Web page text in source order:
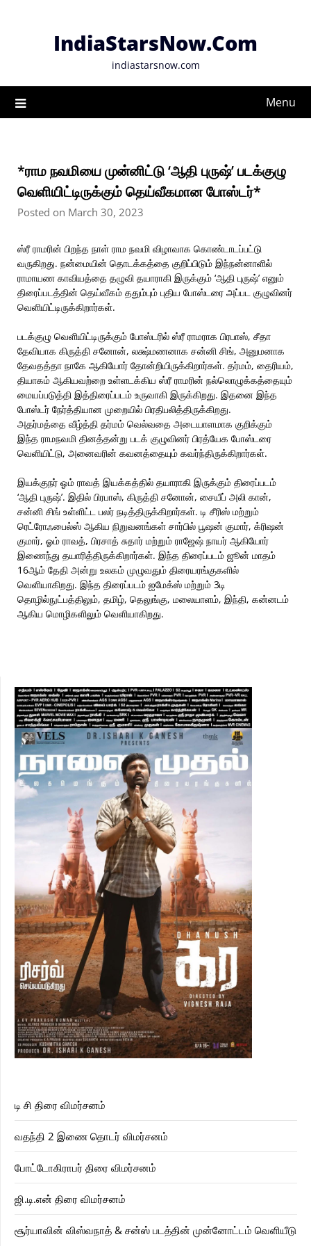
IndiaStarsNow.Com
indiastarsnow.com
Menu
*ராம நவமியை முன்னிட்டு ‘ஆதி புருஷ்’ படக்குழு
வெளியிட்டிருக்கும் தெய்வீகமான போஸ்டர்*
Posted on March 30, 2023
ஸ்ரீ ராமரின் பிறந்த நாள் ராம நவமி விழாவாக கொண்டாடப்பட்டு
வருகிறது. நன்மையின் தொடக்கத்தை குறிப்பிடும் இந்நன்னாளில்
ராமாயண காவியத்தை தழுவி தயாராகி இருக்கும் ‘ஆதி புருஷ்’ எனும்
திரைப்படத்தின் தெய்வீகம் ததும்பும் புதிய போஸ்டரை அப்பட குழுவினர்
வெளியிட்டிருக்கிறார்கள்.
படக்குழு வெளியிட்டிருக்கும் போஸ்டரில் ஸ்ரீ ராமராக பிரபாஸ், சீதா
தேவியாக கிருத்தி சனோன், லக்ஷ்மணனாக சன்னி சிங், அனுமனாக
தேவதத்தா நாகே ஆகியோர் தோன்றியிருக்கிறார்கள். தர்மம், தைரியம்,
தியாகம் ஆகியவற்றை உள்ளடக்கிய ஸ்ரீ ராமரின் நல்லொழுக்கத்தையும்
மையப்படுத்தி இத்திரைப்படம் உருவாகி இருக்கிறது. இதனை இந்த
போஸ்டர் நேர்த்தியான முறையில் பிரதிபலித்திருக்கிறது.
அதர்மத்தை வீழ்த்தி தர்மம் வெல்வதை அடையாளமாக குறிக்கும்
இந்த ராமநவமி தினத்தன்று படக் குழுவினர் பிரத்யேக போஸ்டரை
வெளியிட்டு, அனைவரின் கவனத்தையும் கவர்ந்திருக்கிறார்கள்.
இயக்குநர் ஓம் ராவத் இயக்கத்தில் தயாராகி இருக்கும் திரைப்படம்
‘ஆதி புருஷ்’. இதில் பிரபாஸ், கிருத்தி சனோன், சையீப் அலி கான்,
சன்னி சிங் உள்ளிட்ட பலர் நடித்திருக்கிறார்கள். டி சீரிஸ் மற்றும்
ரெட்ரோஃபைல்ஸ் ஆகிய நிறுவனங்கள் சார்பில் பூஷன் குமார், க்ரிஷன்
குமார், ஓம் ராவத், பிரசாத் சுதார் மற்றும் ராஜேஷ் நாயர் ஆகியோர்
இணைந்து தயாரித்திருக்கிறார்கள். இந்த திரைப்படம் ஜூன் மாதம்
16ஆம் தேதி அன்று உலகம் முழுவதும் திரையரங்குகளில்
வெளியாகிறது. இந்த திரைப்படம் ஐமேக்ஸ் மற்றும் 3டி
தொழில்நுட்பத்திலும், தமிழ், தெலுங்கு, மலையாளம், இந்தி, கன்னடம்
ஆகிய மொழிகளிலும் வெளியாகிறது.
டி சி திரை விமர்சனம்
வதந்தி 2 இணை தொடர் விமர்சனம்
போட்டோகிராபர் திரை விமர்சனம்
ஜி.டி.என் திரை விமர்சனம்
சூர்யாவின் விஸ்வநாத் & சன்ஸ் படத்தின் முன்னோட்டம் வெளியீடு